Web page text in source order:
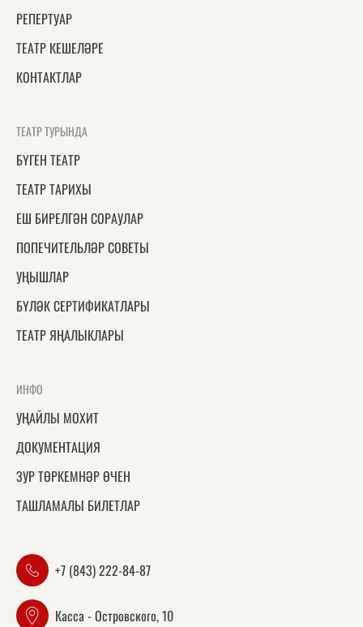
РЕПЕРТУАР
ТЕАТР КЕШЕЛӘРЕ
КОНТАКТЛАР
ТЕАТР ТУРЫНДА
БҮГЕН ТЕАТР
ТЕАТР ТАРИХЫ
ЕШ БИРЕЛГӘН СОРАУЛАР
ПОПЕЧИТЕЛЬЛӘР СОВЕТЫ
УҢЫШЛАР
БҮЛӘК СЕРТИФИКАТЛАРЫ
ТЕАТР ЯҢАЛЫКЛАРЫ
ИНФО
УҢАЙЛЫ МОХИТ
ДОКУМЕНТАЦИЯ
ЗУР ТӨРКЕМНӘР ӨЧЕН
ТАШЛАМАЛЫ БИЛЕТЛАР
+7 (843) 222-84-87
Касса - Островского, 10